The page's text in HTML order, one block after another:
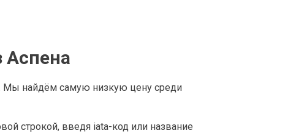
Аспена
Мы найдём самую низкую цену среди
строкой, введя iata-код или название